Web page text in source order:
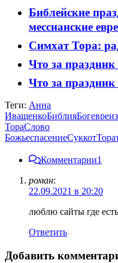
Библейские
мессианские
Симхат Тора:
Что за
Что за
Теги: Анна
ИващенкоБиблияБогевреи
ТораСлово
БожьеспасениеСуккотТора
Комментарии1
роман:
22.09.2021 в 20:20
люблю сайты где
Ответить
Добавить